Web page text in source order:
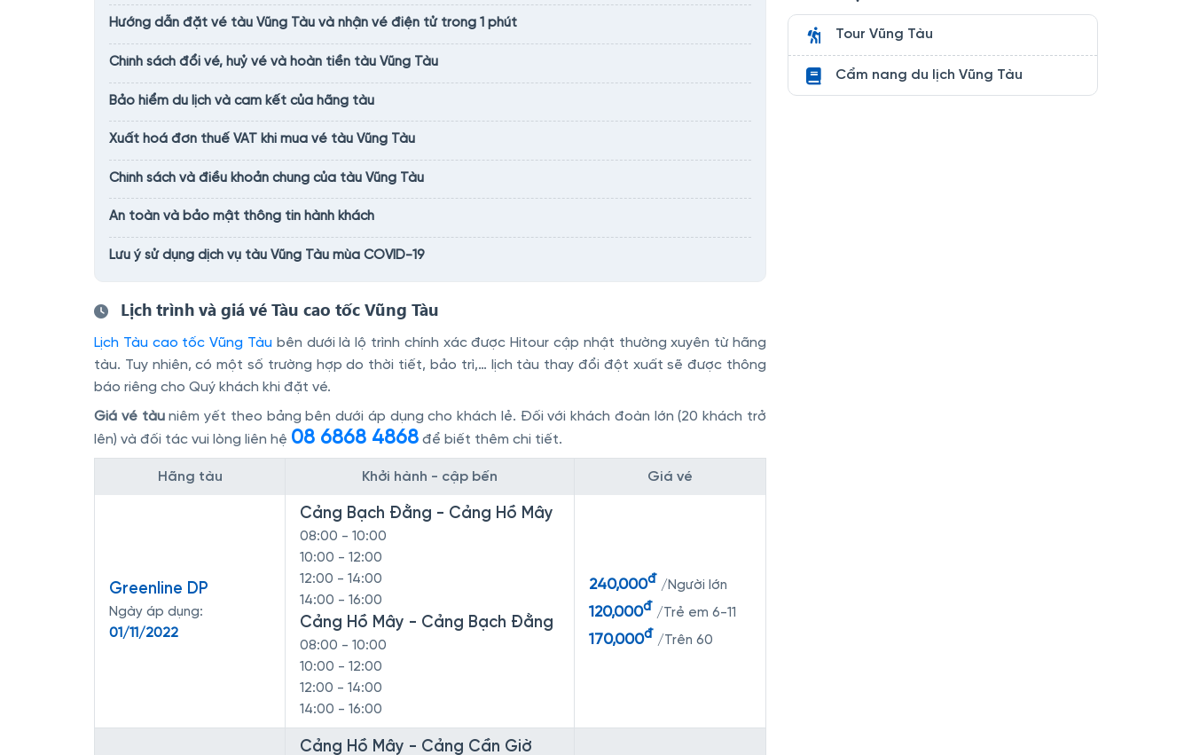
Hướng dẫn đặt vé tàu Vũng Tàu và nhận vé điện tử trong 1 phút
Chính sách đổi vé, huỷ vé và hoàn tiền tàu Vũng Tàu
Bảo hiểm du lịch và cam kết của hãng tàu
Xuất hoá đơn thuế VAT khi mua vé tàu Vũng Tàu
Chính sách và điều khoản chung của tàu Vũng Tàu
An toàn và bảo mật thông tin hành khách
Lưu ý sử dụng dịch vụ tàu Vũng Tàu mùa COVID-19
Lịch trình và giá vé Tàu cao tốc Vũng Tàu
Lịch Tàu cao tốc Vũng Tàu bên dưới là lộ trình chính xác được Hitour cập nhật thường xuyên từ hãng
tàu. Tuy nhiên, có một số trường hợp do thời tiết, bảo trì,… lịch tàu thay đổi đột xuất sẽ được thông
báo riêng cho Quý khách khi đặt vé.
Giá vé tàuniêm yết theo bảng bên dưới áp dụng cho khách lẻ. Đối với khách đoàn lớn (20 khách trở
lên) và đối tác vui lòng liên hệ 08 6868 4868 để biết thêm chi tiết.
Hãng tàu Khởi hành - cập bến Giá vé
Greenline DP
Ngày áp dụng:
01/11/2022
Cảng Bạch Đằng - Cảng Hồ Mây
08:00 - 10:00
10:00 - 12:00
12:00 - 14:00
14:00 - 16:00
Cảng Hồ Mây - Cảng Bạch Đằng
08:00 - 10:00
10:00 - 12:00
12:00 - 14:00
14:00 - 16:00
240,000đ /Người lớn
120,000đ /Trẻ em 6-11
170,000đ /Trên 60
Cảng Hồ Mây - Cảng Cần Giờ
Tour Vũng Tàu
Cẩm nang du lịch Vũng Tàu